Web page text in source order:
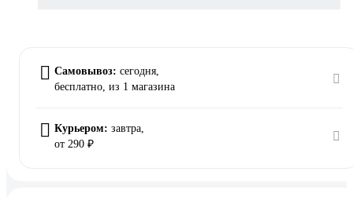
Самовывоз: сегодня,
бесплатно, из 1 магазина
Курьером: завтра,
от 290 ₽